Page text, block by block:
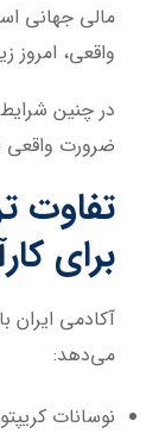
مالی جهانی
واقعی، امروز
در چنین
ضرورت
تفاوت
برای
آکادمی ایران
می‌دهد:
نوسانات